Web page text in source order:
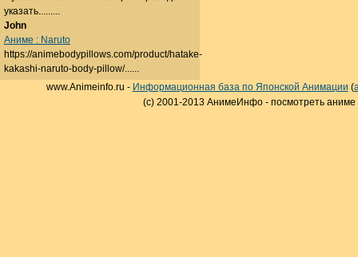
указать.........
John
Аниме : Naruto
https://animebodypillows.com/product/hatake-
kakashi-naruto-body-pillow/......
www.Animeinfo.ru - Информационная база по Японской Анимации (
(c) 2001-2013 АнимеИнфо - посмотреть аниме